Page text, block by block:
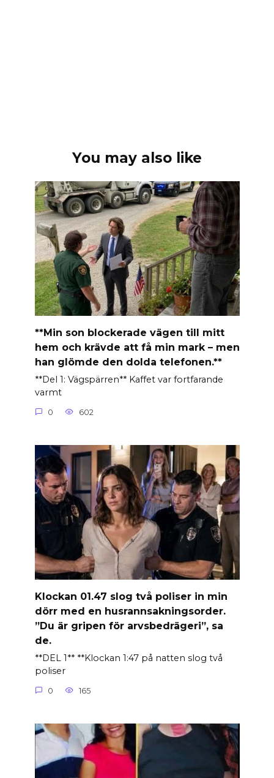
You may also like
**Min son blockerade vägen till mitt
hem och krävde att få min mark – men
han glömde den dolda telefonen.**
**Del 1: Vägspärren** Kaffet var fortfarande
varmt
0 602
Klockan 01.47 slog två poliser in min
dörr med en husrannsakningsorder.
”Du är gripen för arvsbedrägeri”, sa
de.
**DEL 1** **Klockan 1:47 på natten slog två
poliser
0 165